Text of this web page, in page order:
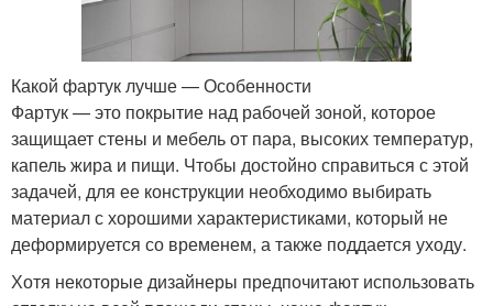
Какой фартук лучше — Особенности
Фартук — это покрытие над рабочей зоной, которое
защищает стены и мебель от пара, высоких температур,
капель жира и пищи. Чтобы достойно справиться с этой
задачей, для ее конструкции необходимо выбирать
материал с хорошими характеристиками, который не
деформируется со временем, а также поддается уходу.
Хотя некоторые дизайнеры предпочитают использовать